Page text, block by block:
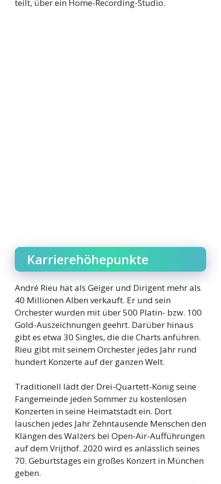
teilt, über ein Home-Recording-Studio.
Karrierehöhepunkte
André Rieu hat als Geiger und Dirigent mehr als
40 Millionen Alben verkauft. Er und sein
Orchester wurden mit über 500 Platin- bzw. 100
Gold-Auszeichnungen geehrt. Darüber hinaus
gibt es etwa 30 Singles, die die Charts anführen.
Rieu gibt mit seinem Orchester jedes Jahr rund
hundert Konzerte auf der ganzen Welt.
Traditionell lädt der Drei-Quartett-König seine
Fangemeinde jeden Sommer zu kostenlosen
Konzerten in seine Heimatstadt ein. Dort
lauschen jedes Jahr Zehntausende Menschen den
Klängen des Walzers bei Open-Air-Aufführungen
auf dem Vrijthof. 2020 wird es anlässlich seines
70. Geburtstages ein großes Konzert in München
geben.